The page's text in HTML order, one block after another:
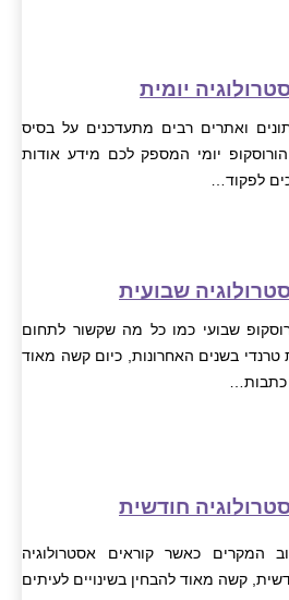
יומית
ואתרים רבים מתעדכנים על בסיס
הורוסקופ יומי המספק לכם מידע אודות
לפקוד…
שבועית
שבועי כמו כל מה שקשור לתחום
טרנדי בשנים האחרונות, כיום קשה מאוד
כתבות…
חודשית
המקרים כאשר קוראים אסטרולוגיה
קשה מאוד להבחין בשינויים לעיתים